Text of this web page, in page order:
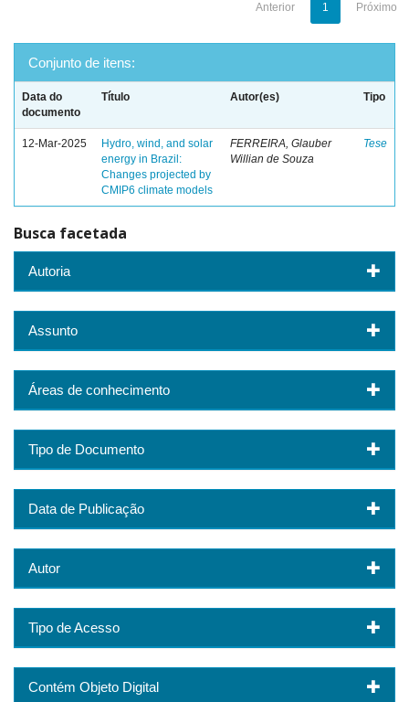
Anterior 1 Próximo
Conjunto de itens:
Data do
documento
Título Autor(es) Tipo
12-Mar-2025
Hydro, wind, and solar
energy in Brazil:
Changes projected by
CMIP6 climate models
FERREIRA, Glauber
Willian de Souza
Tese
Busca facetada
Autoria
Assunto
Áreas de conhecimento
Tipo de Documento
Data de Publicação
Autor
Tipo de Acesso
Contém Objeto Digital